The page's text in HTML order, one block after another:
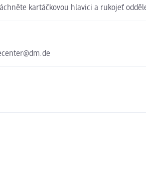
kartáčkovou hlavici a rukojeť